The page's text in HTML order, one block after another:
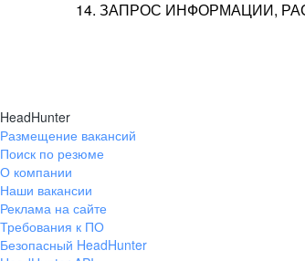
14. ЗАПРОС ИНФОРМАЦИИ,
HeadHunter
Размещение вакансий
Поиск по резюме
О компании
Наши вакансии
Реклама на сайте
Требования к ПО
Безопасный HeadHunter